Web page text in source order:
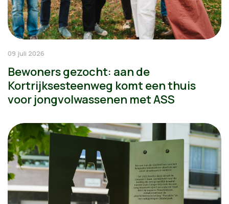
09 juli 2026
Bewoners gezocht: aan de
Kortrijksesteenweg komt een thuis
voor jongvolwassenen met ASS